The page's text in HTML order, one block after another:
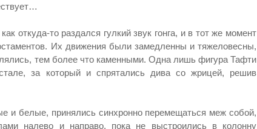
откуда-то раздался гулкий звук гонга, и в тот же момент
Их движения были замедленны и тяжеловесны,
тем более что каменными. Одна лишь фигура Тафти
за который и спрятались дива со жрицей, решив
и белые, принялись синхронно перемещаться меж собой,
налево и направо, пока не выстроились в колонну